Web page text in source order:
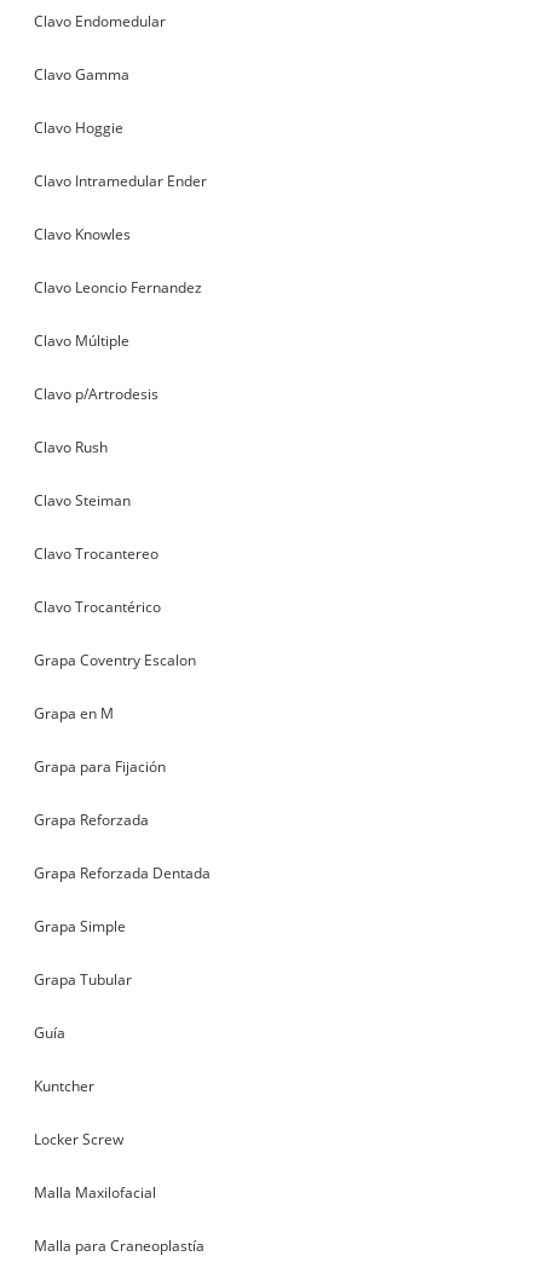
Clavo Endomedular
Clavo Gamma
Clavo Hoggie
Clavo Intramedular Ender
Clavo Knowles
Clavo Leoncio Fernandez
Clavo Múltiple
Clavo p/Artrodesis
Clavo Rush
Clavo Steiman
Clavo Trocantereo
Clavo Trocantérico
Grapa Coventry Escalon
Grapa en M
Grapa para Fijación
Grapa Reforzada
Grapa Reforzada Dentada
Grapa Simple
Grapa Tubular
Guía
Kuntcher
Locker Screw
Malla Maxilofacial
Malla para Craneoplastía